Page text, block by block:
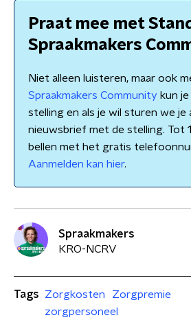
Praat mee met
Spraakmakers
Niet alleen luisteren, maar ook
Spraakmakers Community kun
stelling en als je wil sturen we je
nieuwsbrief met de stelling. Tot
bellen met het gratis
Aanmelden kan hier.
Spraakmakers
KRO-NCRV
Tags Zorgkosten
Zorgpremie
zorgpersoneel